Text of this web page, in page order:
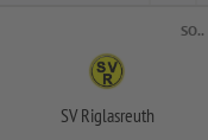
SO..
SV Riglasreuth